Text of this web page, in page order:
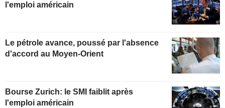
l'emploi américain
Le pétrole avance, poussé par l'absence
d'accord au Moyen-Orient
Bourse Zurich: le SMI faiblit après
l'emploi américain